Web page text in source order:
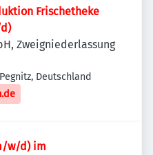
Frischetheke
Zweigniederlassung
Deutschland
w/d) im